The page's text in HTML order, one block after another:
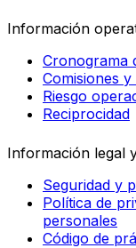
Información
Cronograma
Comisiones
Riesgo
Reciprocidad
Información legal
Seguridad y
Política de
personales
Código de